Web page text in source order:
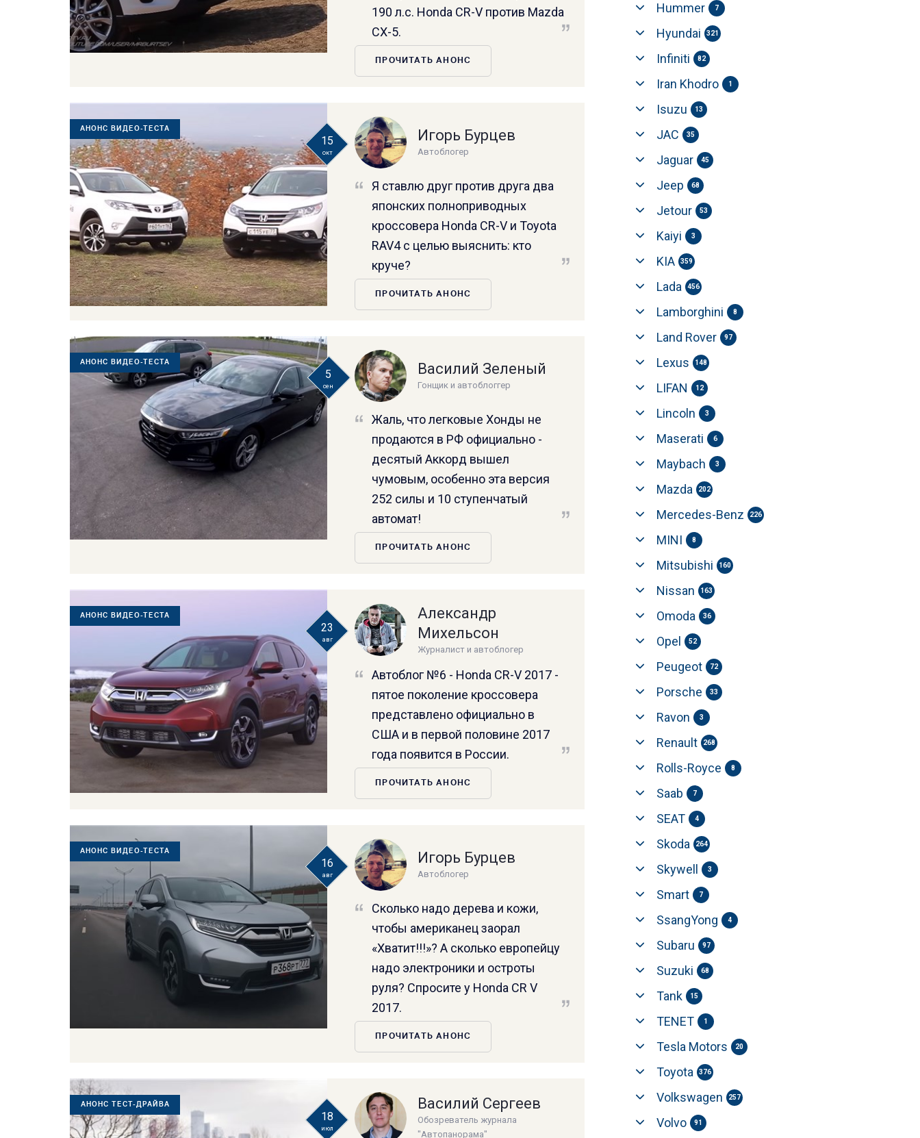
190 л.с. Honda CR-V против Mazda
CX-5.
ПРОЧИТАТЬ АНОНС
АНОНС ВИДЕО-ТЕСТА
15
окт
Игорь Бурцев
Автоблогер
Я ставлю друг против друга два
японских полноприводных
кроссовера Honda CR-V и Toyota
RAV4 с целью выяснить: кто
круче?
ПРОЧИТАТЬ АНОНС
АНОНС ВИДЕО-ТЕСТА
5
сен
Василий Зеленый
Гонщик и автоблоггер
Жаль, что легковые Хонды не
продаются в РФ официально -
десятый Аккорд вышел
чумовым, особенно эта версия
252 силы и 10 ступенчатый
автомат!
ПРОЧИТАТЬ АНОНС
АНОНС ВИДЕО-ТЕСТА
23
авг
Александр
Михельсон
Журналист и автоблогер
Автоблог №6 - Honda CR-V 2017 -
пятое поколение кроссовера
представлено официально в
США и в первой половине 2017
года появится в России.
ПРОЧИТАТЬ АНОНС
АНОНС ВИДЕО-ТЕСТА
16
авг
Игорь Бурцев
Автоблогер
Сколько надо дерева и кожи,
чтобы американец заорал
«Хватит!!!»? А сколько европейцу
надо электроники и остроты
руля? Спросите у Honda CR V
2017.
ПРОЧИТАТЬ АНОНС
АНОНС ТЕСТ-ДРАЙВА
18
июл
Василий Сергеев
Обозреватель журнала
"Автопанорама"
Hummer 7
Hyundai 321
Infiniti 82
Iran Khodro 1
Isuzu 13
JAC 35
Jaguar 45
Jeep 68
Jetour 53
Kaiyi 3
KIA 359
Lada 456
Lamborghini 8
Land Rover 97
Lexus 148
LIFAN 12
Lincoln 3
Maserati 6
Maybach 3
Mazda 202
Mercedes-Benz 226
MINI 8
Mitsubishi 160
Nissan 163
Omoda 36
Opel 52
Peugeot 72
Porsche 33
Ravon 3
Renault 268
Rolls-Royce 8
Saab 7
SEAT 4
Skoda 264
Skywell 3
Smart 7
SsangYong 4
Subaru 97
Suzuki 68
Tank 15
TENET 1
Tesla Motors 20
Toyota 376
Volkswagen 257
Volvo 91